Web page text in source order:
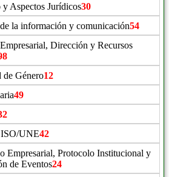
y Aspectos Jurídicos30
la información y comunicación54
Dirección y Recursos
de Género12
49
UNE42
Empresarial, Protocolo Institucional y
de Eventos24